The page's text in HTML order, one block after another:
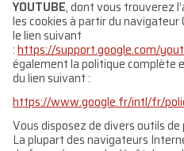
YOUTUBE, dont vous trouverez
les cookies à partir du navigateur
le lien suivant
:https://support.google.com/
également la politique complète
du lien suivant :
https://www.google.fr/intl/fr/
Vous disposez de divers outils
La plupart des navigateurs